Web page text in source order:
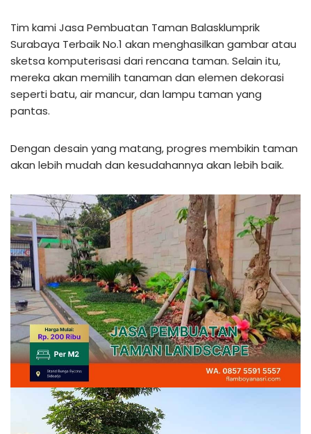
Tim kami Jasa Pembuatan Taman Balasklumprik
Surabaya Terbaik No.1 akan menghasilkan gambar atau
sketsa komputerisasi dari rencana taman. Selain itu,
mereka akan memilih tanaman dan elemen dekorasi
seperti batu, air mancur, dan lampu taman yang
pantas.
Dengan desain yang matang, progres membikin taman
akan lebih mudah dan kesudahannya akan lebih baik.